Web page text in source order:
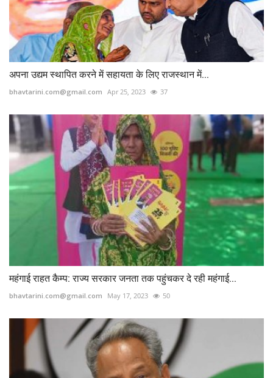
अपना उद्यम स्थापित करने में सहायता के लिए राजस्थान में...
bhavtarini.com@gmail.com Apr 25, 2023 37
महंगाई राहत कैम्प: राज्य सरकार जनता तक पहुंचकर दे रही महंगाई...
bhavtarini.com@gmail.com May 17, 2023 50